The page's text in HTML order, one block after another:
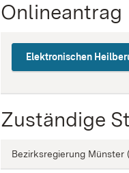
Onlineantrag
Elektronischen
Zuständige
Bezirksregierung Münster